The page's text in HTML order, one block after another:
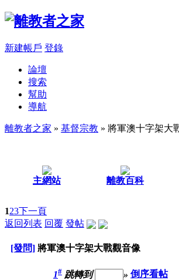
新建帳戶 登錄
論壇
搜索
幫助
導航
離教者之家 » 基督宗教 » 將軍澳十字架大
主網站 離教百科
123下一頁
返回列表 回覆 發帖
[發問] 將軍澳十字架大戰觀音像
1# 跳轉到 » 倒序看帖